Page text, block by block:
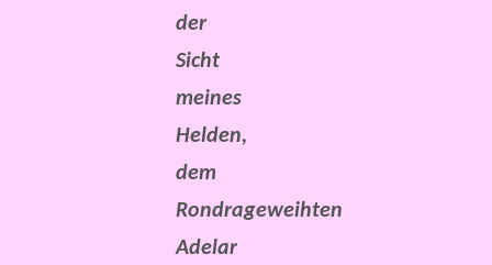
der
Sicht
meines
Helden,
dem
Rondrageweihten
Adelar